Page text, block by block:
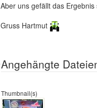
Aber uns gefällt das
Gruss Hartmut
Angehängte
Thumbnail(s)